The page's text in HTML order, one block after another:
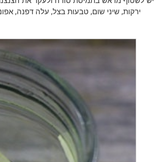
ירקות, שיני שום, טבעות בצל, עלה דפנה,